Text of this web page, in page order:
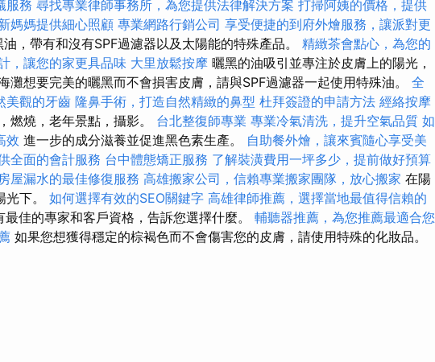
服務 尋找專業律師事務所，為您提供法律解決方案 打掃阿姨的價格，提供
媽媽提供細心照顧 專業網路行銷公司 享受便捷的到府外燴服務，讓派對更
，帶有和沒有SPF過濾器以及太陽能的特殊產品。 精緻茶會點心，為您的
，讓您的家更具品味 大里放鬆按摩 曬黑的油吸引並專注於皮膚上的陽光，
灘想要完美的曬黑而不會損害皮膚，請與SPF過濾器一起使用特殊油。 全
美觀的牙齒 隆鼻手術，打造自然精緻的鼻型 杜拜簽證的申請方法 經絡按摩
燃燒，老年景點，攝影。 台北整復師專業 專業冷氣清洗，提升空氣品質 如
效 進一步的成分滋養並促進黑色素生產。 自助餐外燴，讓來賓隨心享受美
全面的會計服務 台中體態矯正服務 了解裝潢費用一坪多少，提前做好預算
屋漏水的最佳修復服務 高雄搬家公司，信賴專業搬家團隊，放心搬家 在陽
下。 如何選擇有效的SEO關鍵字 高雄律師推薦，選擇當地最值得信賴的
佳的專家和客戶資格，告訴您選擇什麼。 輔聽器推薦，為您推薦最適合您
如果您想獲得穩定的棕褐色而不會傷害您的皮膚，請使用特殊的化妝品。